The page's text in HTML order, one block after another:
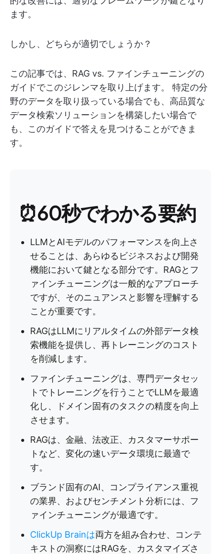
ます。
しかし、どちらが適切でしょうか？
この記事では、RAG vs. ファインチューニングの
ガイドでこのジレンマを取り上げます。 特定の分
野のデータを取り扱っている場合でも、高品質な
データ検索ソリューションを構築したい場合で
も、このガイドで答えを見つけることができま
す。
⏰60秒でわかる要約
LLMとAIモデルのパフォーマンスを向上さ
せることは、あらゆるビジネスおよび開発
機能において鍵となる部分です。RAGとフ
ァインチューニングは一般的なアプローチ
ですが、そのニュアンスと影響を理解する
ことが重要です。
RAGはLLMにリアルタイムの外部データ検
索機能を提供し、再トレーニングのコスト
を削減します。
ファインチューニングは、専門データセッ
トでトレーニングを行うことでLLMを最適
化し、ドメイン固有のタスクの精度を向上
させます。
RAGは、金融、法改正、カスタマーサポー
トなど、変化の速いデータ環境に最適で
す。
ブランド固有のAI、コンプライアンス重視
の業界、およびセンチメント分析には、フ
ァインチューニングが最適です。
ClickUp Brainは両方を組み合わせ、コンテ
キストの洞察にはRAGを、カスタマイズさ